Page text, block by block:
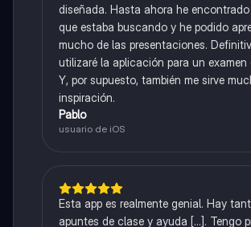
diseñada. Hasta ahora he
que estaba buscando y he podido
mucho de las presentaciones.
utilizaré la aplicación para un examen
Y, por supuesto, también me sirve
inspiración.
Pablo
usuario de iOS
Esta app es realmente genial. Hay
apuntes de clase y ayuda [...]. Tengo